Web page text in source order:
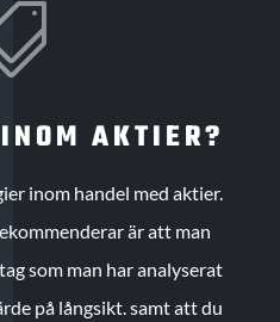
AKTIER?
inom handel med aktier.
är att man
som man har analyserat
på långsikt. samt att du